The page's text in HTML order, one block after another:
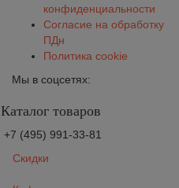
конфиденциальности
Согласие на обработку
ПДн
Политика cookie
Мы в соцсетях:
Каталог товаров
+7 (495) 991-33-81
Скидки